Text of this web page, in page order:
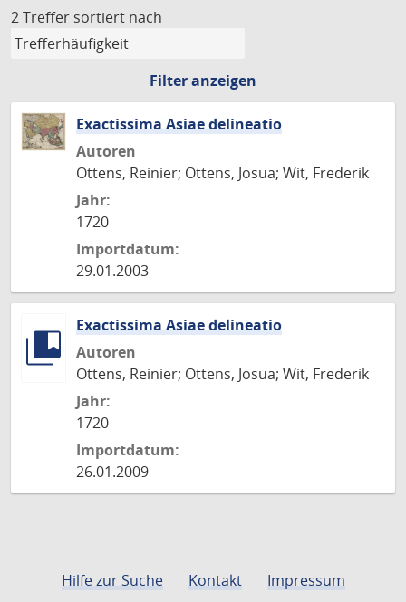
2 Treffer sortiert nach
Filter anzeigen
Exactissima Asiae delineatio
Autoren
Ottens, Reinier; Ottens, Josua; Wit, Frederik
Jahr:
1720
Importdatum:
29.01.2003
Exactissima Asiae delineatio
Autoren
Ottens, Reinier; Ottens, Josua; Wit, Frederik
Jahr:
1720
Importdatum:
26.01.2009
Hilfe zur Suche Kontakt
Impressum